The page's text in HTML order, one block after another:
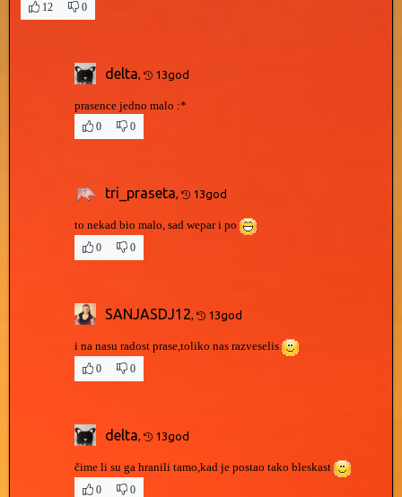
12 0
delta 13god
prasence jedno malo :*
0
0
tri_praseta 13god
to nekad bio malo, sad wepar i po
0
0
SANJASDJ12 13god
i na nasu radost prase,toliko nas razveselis
0
0
delta 13god
čime li su ga hranili tamo,kad je postao tako bleskast
0
0